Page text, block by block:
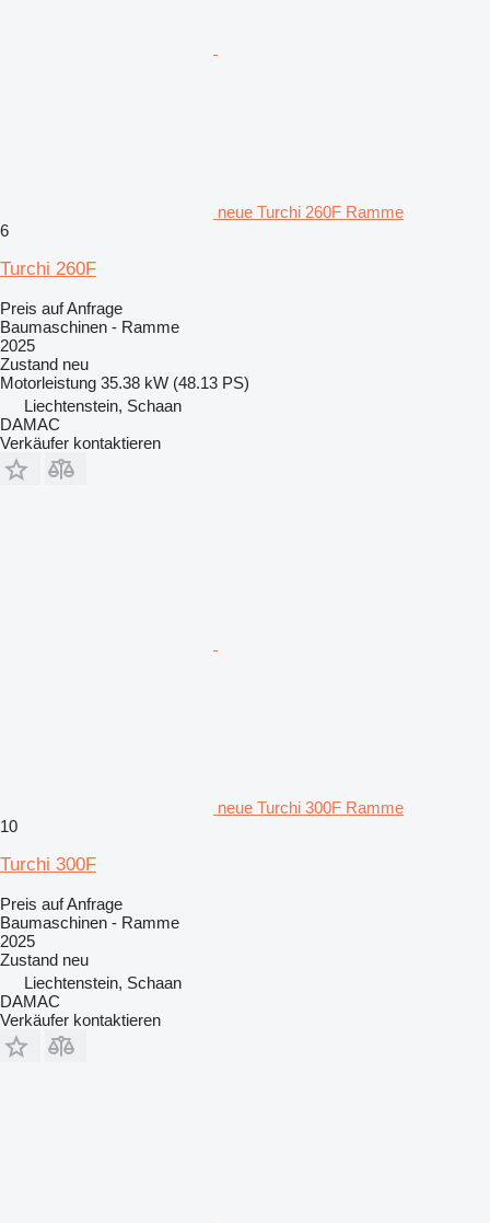
neue Turchi 260F Ramme
6
Turchi 260F
Preis auf Anfrage
Baumaschinen - Ramme
2025
Zustand neu
Motorleistung 35.38 kW (48.13 PS)
Liechtenstein, Schaan
DAMAC
Verkäufer kontaktieren
neue Turchi 300F Ramme
10
Turchi 300F
Preis auf Anfrage
Baumaschinen - Ramme
2025
Zustand neu
Liechtenstein, Schaan
DAMAC
Verkäufer kontaktieren